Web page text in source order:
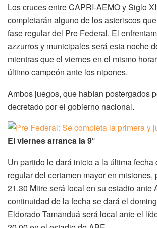
Los cruces entre CAPRI-AEMO y Siglo
completarán alguno de los asteriscos
fase regular del Pre Federal. El
azzurros y municipales será esta noche
mientras que el viernes en el mismo
último campeón ante los nipones.
Ambos juegos, que habían postergados
decretado por el gobierno nacional.
El viernes arranca la 9°
Un partido le dará inicio a la última fecha
regular del certamen mayor en misiones,
21.30 Mitre será local en su estadio ante
continuidad de la fecha se dará el
Eldorado Tamanduá será local ante el